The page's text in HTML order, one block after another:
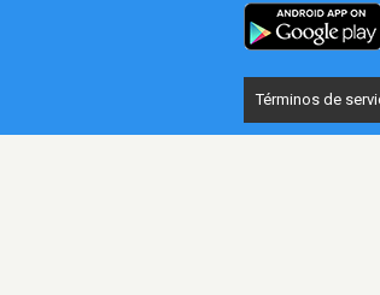
Términos de